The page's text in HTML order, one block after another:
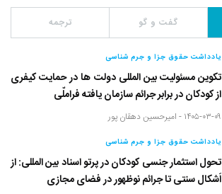
گفت و گو ترجمه
یادداشت حقوق جزا و جرم شناسی
تکوین مسئولیت بین المللی دولت ها در حمایت کیفری
از کودکان در برابر جرائم سازمان یافته فراملّی
۱۴۰۵-۰۳-۰۹ - امیرحسین دهقان پور
یادداشت حقوق جزا و جرم شناسی
تحول استثمار جنسی کودکان در پرتو اسناد بین المللی: از
اَشکال سنتی تا جرائم نوظهور در فضای مجازی